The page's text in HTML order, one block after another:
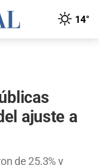
14°
ajuste a
de 25,3% y